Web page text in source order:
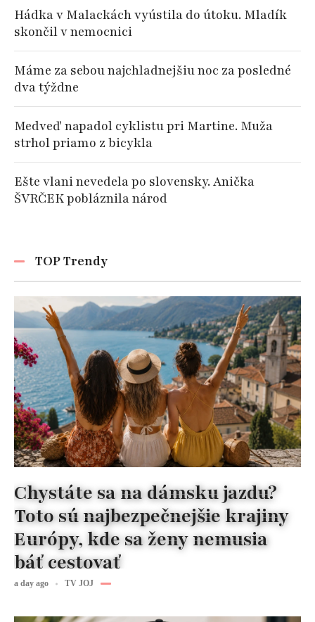
Hádka v Malackách vyústila do útoku. Mladík
skončil v nemocnici
Máme za sebou najchladnejšiu noc za posledné
dva týždne
Medveď napadol cyklistu pri Martine. Muža
strhol priamo z bicykla
Ešte vlani nevedela po slovensky. Anička
ŠVRČEK pobláznila národ
TOP Trendy
Chystáte sa na dámsku jazdu?
Toto sú najbezpečnejšie krajiny
Európy, kde sa ženy nemusia
báť cestovať
a day ago TV JOJ